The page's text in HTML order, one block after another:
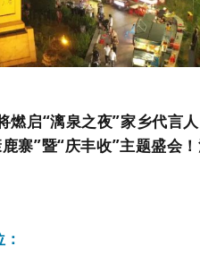
燃启“漓泉之夜”家乡代言
寨”暨“庆丰收”主题盛会